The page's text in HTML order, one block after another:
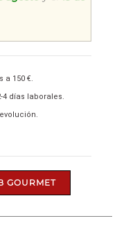
a 150 €.
4 días laborales.
GOURMET